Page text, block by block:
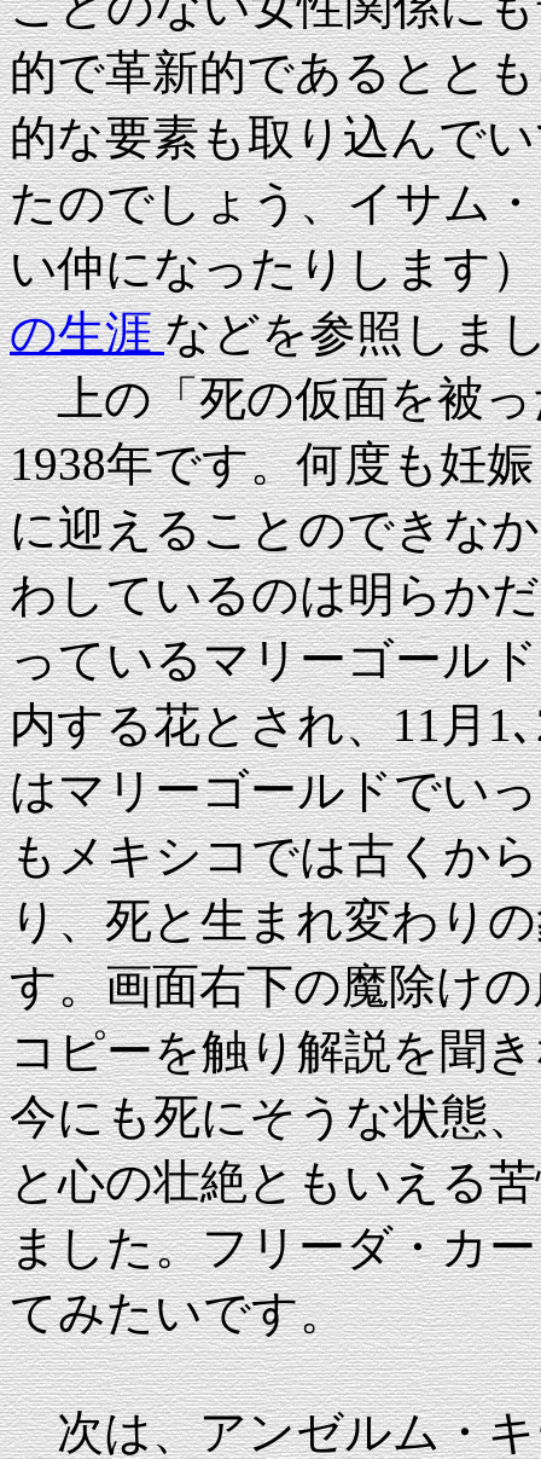
的で革新的であるとと
的な要素も取り込んで
たのでしょう、イサム
い仲になったりします
の生涯などを参照しま
上の「死の仮面を被っ
1938年です。何度も妊
に迎えることのできな
わしているのは明らか
っているマリーゴール
内する花とされ、11月1
はマリーゴールドでい
もメキシコでは古くか
り、死と生まれ変わり
す。画面右下の魔除け
コピーを触り解説を聞
今にも死にそうな状態
と心の壮絶ともいえる
ました。フリーダ・カ
てみたいです。
次は、アンゼルム・キ